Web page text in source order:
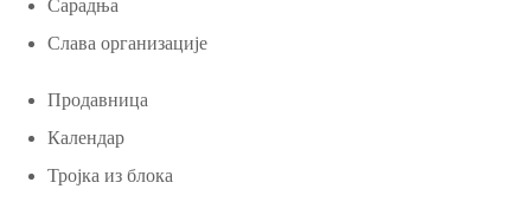
Сарадња
Слава организације
Продавница
Календар
Тројка из блока